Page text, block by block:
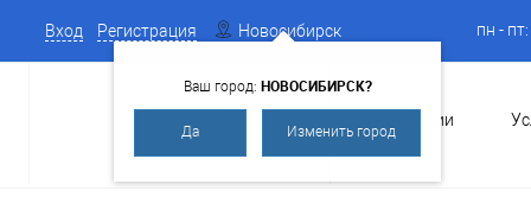
Вход Регистрация Новосибирск
Ваш город: НОВОСИБИРСК?
Да Изменить город
пн -
О Компании